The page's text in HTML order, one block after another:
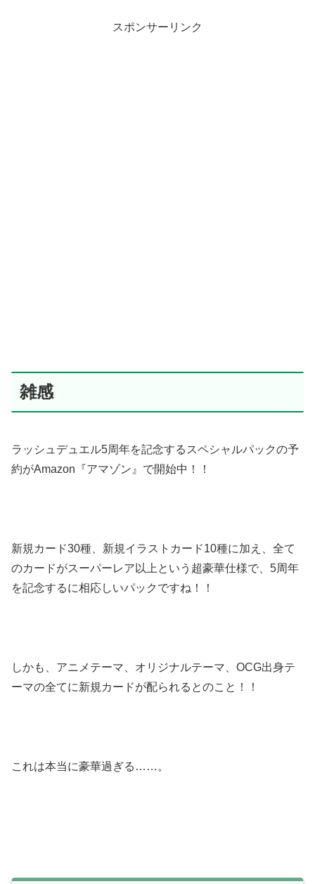
スポンサーリンク
雑感
ラッシュデュエル5周年を記念するスペシャルパックの予
約がAmazon『アマゾン』で開始中！！
新規カード30種、新規イラストカード10種に加え、全て
のカードがスーパーレア以上という超豪華仕様で、5周年
を記念するに相応しいパックですね！！
しかも、アニメテーマ、オリジナルテーマ、OCG出身テ
ーマの全てに新規カードが配られるとのこと！！
これは本当に豪華過ぎる……。